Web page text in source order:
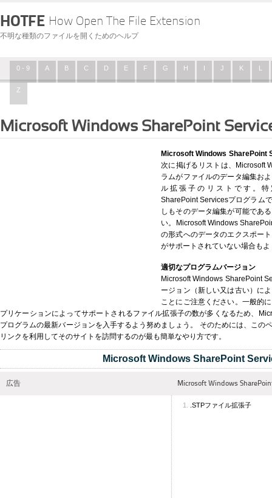
HOTFE How Open The File Extension
不明な種類のファイルを開くためのヘルプ
0 - 9 A B C D E F G H I J K L
Z
Microsoft Windows SharePoint
Microsoft Windows SharePoint
次に掲げるリストは、Microsoft
ラムがファイルのデータ編集お
ル拡張子のリストです。特
SharePoint Servicesプログラム
しもそのデータ編集が可能であ
い。Microsoft Windows
の形式へのデータのエクスポー
がサポートされていない場合も
適切なプログラムバージョン
Microsoft Windows SharePoint
ージョン（新しい又は古い）に
ことにご注意ください。一般的
プリケーションによってサポートされるファイル拡張子の数が多くなるため、
プログラムの最新バージョンを入手するよう努めましょう。 そのためには、この
リンクを利用してそのサイトを訪問するのが最も簡単なやり方です。
Microsoft Windows SharePoint
広告 Microsoft Windows
.STPファイル拡張子